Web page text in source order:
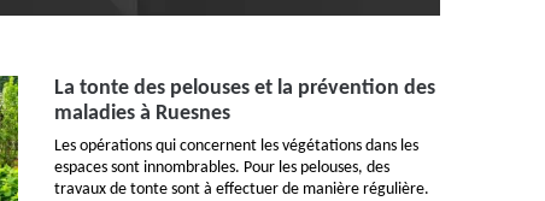
La tonte des pelouses et la prévention des
maladies à Ruesnes
Les opérations qui concernent les végétations dans les
espaces sont innombrables. Pour les pelouses, des
travaux de tonte sont à effectuer de manière régulière.